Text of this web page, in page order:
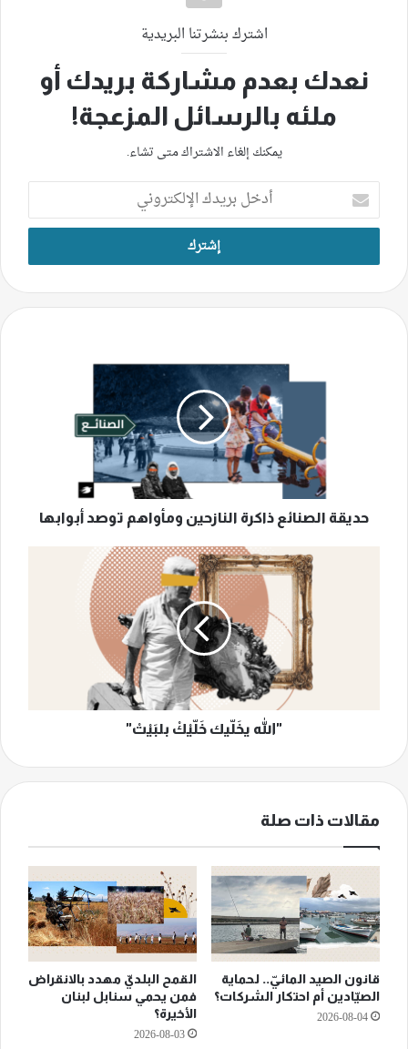
اشترك بنشرتنا البريدية
نعدك بعدم مشاركة بريدك أو
ملئه بالرسائل المزعجة!
يمكنك إلغاء الاشتراك متى تشاء.
أدخل
بريدك
الإلكتروني
حديقة الصنائع ذاكرة النازحين ومأواهم توصد أبوابها
"الله يخَلّيك خَلّيْكْ بلبَيْتْ"
مقالات ذات صلة
قانون الصيد المائيّ.. لحماية
الصيّادين أم احتكار الشركات؟
2026-08-04
القمح البلديّ مهدد بالانقراض
فمن يحمي سنابل لبنان
الأخيرة؟
2026-08-03